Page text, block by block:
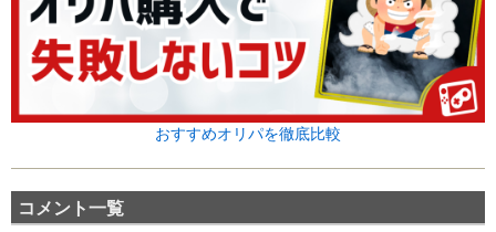
おすすめオリパを徹底比較
コメント一覧